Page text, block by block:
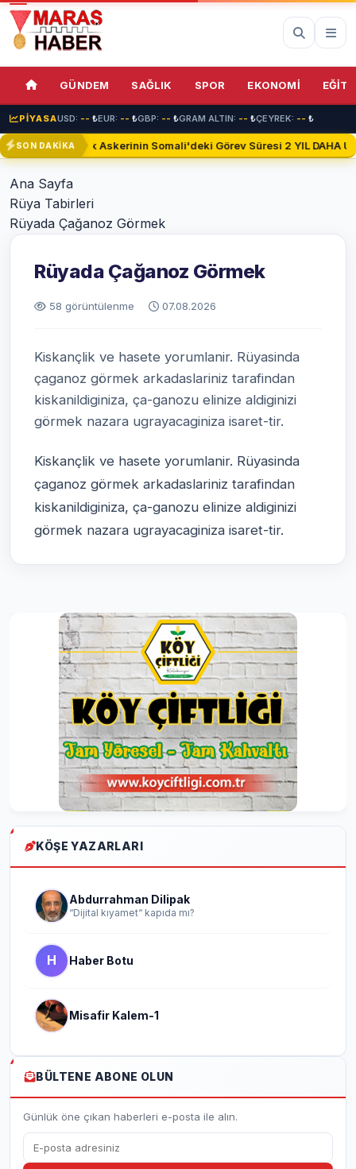
GÜNDEM SAĞLIK SPOR EKONOMİ
PİYASAUSD: -- ₺EUR: -- ₺GBP: -- ₺GRAM ALTIN: -- ₺ÇEYREK: -- ₺
SON DAKİKATürk Askerinin Somali'deki Görev Süresi 2 YIL DAHA
Ana Sayfa
Rüya Tabirleri
Rüyada Çağanoz Görmek
Rüyada Çağanoz Görmek
58 görüntülenme 07.08.2026
Kiskançlik ve hasete yorumlanir. Rüyasinda
çaganoz görmek arkadaslariniz tarafindan
kiskanildiginiza, ça-ganozu elinize aldiginizi
görmek nazara ugrayacaginiza isaret-tir.
Kiskançlik ve hasete yorumlanir. Rüyasinda
çaganoz görmek arkadaslariniz tarafindan
kiskanildiginiza, ça-ganozu elinize aldiginizi
görmek nazara ugrayacaginiza isaret-tir.
KÖŞE YAZARLARI
Abdurrahman Dilipak
“Dijital kıyamet“ kapıda mı?
H Haber Botu
Misafir Kalem-1
BÜLTENE ABONE OLUN
Günlük öne çıkan haberleri e-posta ile alın.